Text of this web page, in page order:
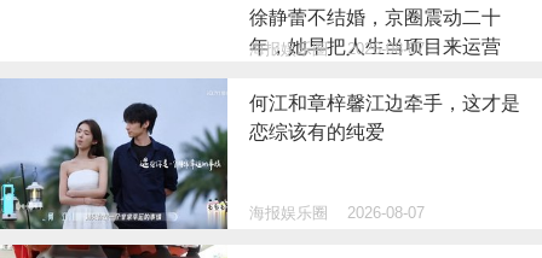
徐静蕾不结婚，京圈震动二十
年，她早把人生当项目来运营
海报娱乐圈 2026-08-07
何江和章梓馨江边牵手，这才是
恋综该有的纯爱
海报娱乐圈 2026-08-07